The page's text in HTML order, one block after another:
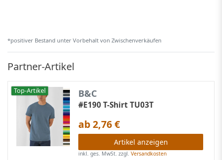
*positiver Bestand unter Vorbehalt von Zwischenverkäufen
Partner-Artikel
Top-Artikel B&C
#E190 T-Shirt TU03T
ab 2,76 €
Artikel anzeigen
inkl. ges. MwSt. zzgl.Versandkosten